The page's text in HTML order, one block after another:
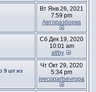
Вт Янв 26, 2021
7:59 pm
Авторазборка
Сб Дек 19, 2020
10:01 am
atlby
9 шт из
Чт Окт 29, 2020
5:34 pm
ivecopartsevropa